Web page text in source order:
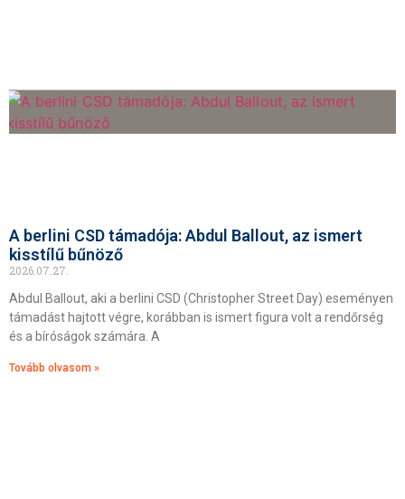
A berlini CSD támadója: Abdul Ballout, az ismert
kisstílű bűnöző
2026.07.27.
Abdul Ballout, aki a berlini CSD (Christopher Street Day) eseményen
támadást hajtott végre, korábban is ismert figura volt a rendőrség
és a bíróságok számára. A
Tovább olvasom »